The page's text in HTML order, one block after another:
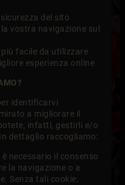
del sito
vostra navigazione sul
facile da utilizzare
esperienza online
identificarvi
a migliorare il
infatti, gestirli e/o
dettaglio raccogliamo:
necessario il consenso
la navigazione o a
Senza tali cookie,